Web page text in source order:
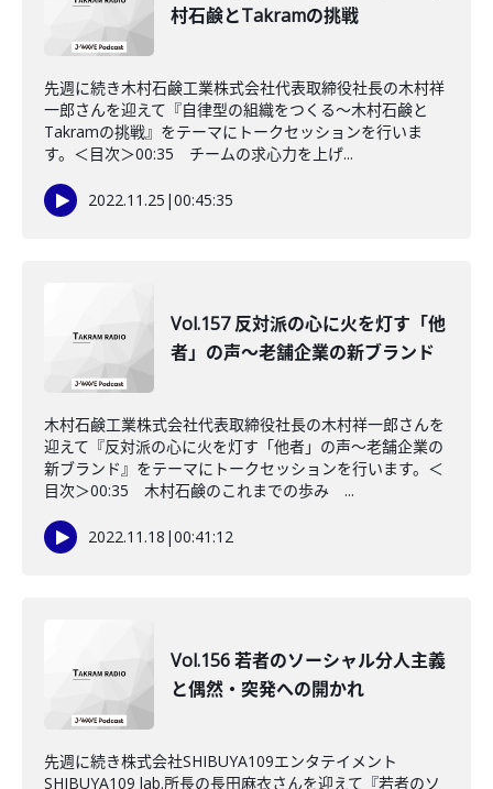
村石鹸とTakramの挑戦
先週に続き木村石鹸工業株式会社代表取締役社長の木村祥
一郎さんを迎えて『自律型の組織をつくる～木村石鹸と
Takramの挑戦』をテーマにトークセッションを行いま
す。＜目次＞00:35 チームの求心力を上げ...
2022.11.25 |00:45:35
Vol.157 反対派の心に火を灯す「他
者」の声～老舗企業の新ブランド
木村石鹸工業株式会社代表取締役社長の木村祥一郎さんを
迎えて『反対派の心に火を灯す「他者」の声～老舗企業の
新ブランド』をテーマにトークセッションを行います。＜
目次＞00:35 木村石鹸のこれまでの歩み ...
2022.11.18 |00:41:12
Vol.156 若者のソーシャル分人主義
と偶然・突発への開かれ
先週に続き株式会社SHIBUYA109エンタテイメント
SHIBUYA109 lab.所長の長田麻衣さんを迎えて『若者のソ